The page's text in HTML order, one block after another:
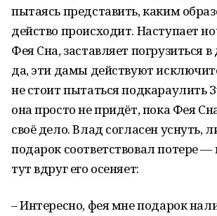
пытаясь представить, каким
действо происходит. Наступает
Фея Сна, заставляет погрузиться
да, эти дамы действуют
не стоит пытаться подкараулить
она просто не придёт, пока Фея
своё дело. Влад согласен уснуть,
подарок соответствовал потере
тут вдруг его осеняет:
– Интересно, фея мне подарок